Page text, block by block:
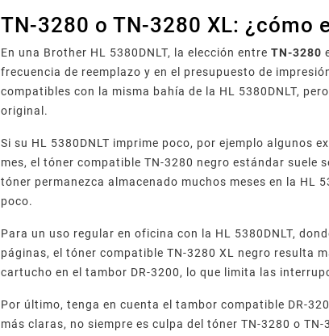
TN-3280 o TN-3280 XL: ¿cómo
En una Brother HL 5380DNLT, la elección entreTN-3280
frecuencia de reemplazo y en el presupuesto de
compatibles con la misma bahía de la HL 5380DNLT,
original.
Si su HL 5380DNLT imprime poco, por ejemplo
mes, el tóner compatible TN-3280 negro estándar
tóner permanezca almacenado muchos meses en la HL
poco.
Para un uso regular en oficina con la HL 5380DNLT,
páginas, el tóner compatible TN-3280 XL negro resulta
cartucho en el tambor DR-3200, lo que limita las
Por último, tenga en cuenta el tambor compatible DR-
más claras, no siempre es culpa del tóner TN-3280 o